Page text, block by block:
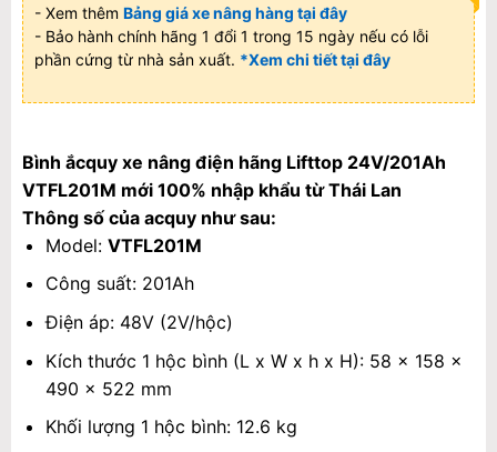
- Xem thêm Bảng giá xe nâng hàng tại đây
- Bảo hành chính hãng 1 đổi 1 trong 15 ngày nếu có lỗi
phần cứng từ nhà sản xuất. *Xem chi tiết tại đây
Bình ắcquy xe nâng điện hãng Lifttop 24V/201Ah
VTFL201M mới 100% nhập khẩu từ Thái Lan
Thông số của acquy như sau:
Model: VTFL201M
Công suất: 201Ah
Điện áp: 48V (2V/hộc)
Kích thước 1 hộc bình (L x W x h x H): 58 x 158 x
490 x 522 mm
Khối lượng 1 hộc bình: 12.6 kg